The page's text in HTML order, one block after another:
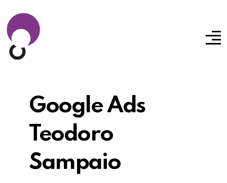
Google Ads
Teodoro
Sampaio